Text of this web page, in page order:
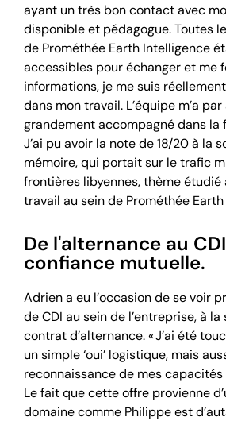
ayant un très bon contact avec
disponible et pédagogue. Toutes
de Prométhée Earth Intelligence
accessibles pour échanger et me
informations, je me suis
dans mon travail. L’équipe m’a
grandement accompagné dans la
J’ai pu avoir la note de 18/20 à la
mémoire, qui portait sur le trafic
frontières libyennes, thème étudié
travail au sein de Prométhée Earth
De l'alternance au
confiance mutuelle.
Adrien a eu l’occasion de se voir
de CDI au sein de l’entreprise, à
contrat d’alternance. « J’ai été
un simple ‘oui’ logistique, mais
reconnaissance de mes
Le fait que cette offre provienne
domaine comme Philippe est